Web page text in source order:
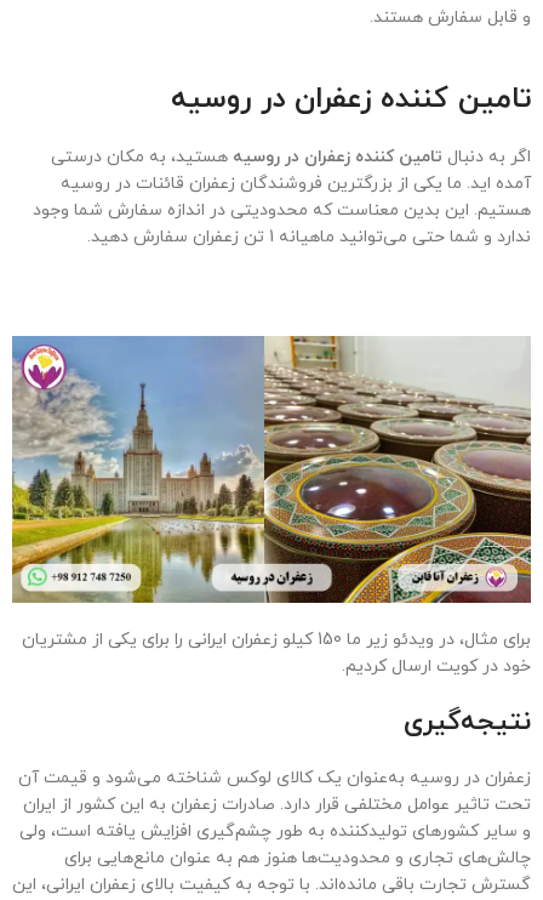
کشور های دیگر را دارا هستید.
اظهارنامه صادراتی تنظیم کرده و محصول را ثبت کنید.
6. بیمه محصول
روش مناسب حمل‌ونقل (هوایی، دریایی یا زمینی) را انتخاب کنید.
8. رعایت استانداردهای روسیه
استانداردهای کیفی و بهداشتی روسیه را رعایت کرده و اطلاعات محصول
را به زبان روسی درج کنید.
9. بازاریابی و فروش
از نمایشگاه‌ها، همکاری با توزیع‌کنندگان محلی و پلتفرم‌های آنلاین برای
کیفیت و بسته‌بندی نهایی را بررسی کرده و محموله را ارسال کنید.
کشورهای صادرکننده زعفران به روسیه